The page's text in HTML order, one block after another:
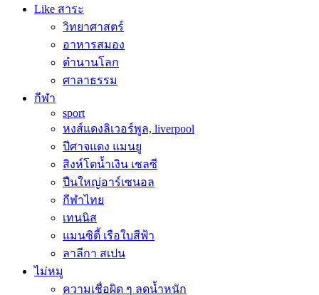
Like สาระ
วิทยาศาสตร์
อาหารสมอง
ตำนานโลก
ศาลาธรรม
กีฬา
sport
หงส์แดงลิเวอร์พูล, liverpool
ปีศาจแดง แมนยู
สิงห์โตน้ำเงิน เชลซี
ปืนใหญ่อาร์เซนอล
กีฬาไทย
เทนนิส
แมนซิตี้ เรือใบสีฟ้า
ลาลีกา สเปน
ไม่หมู
ความเชื่อผิด ๆ ลดน้ำหนัก